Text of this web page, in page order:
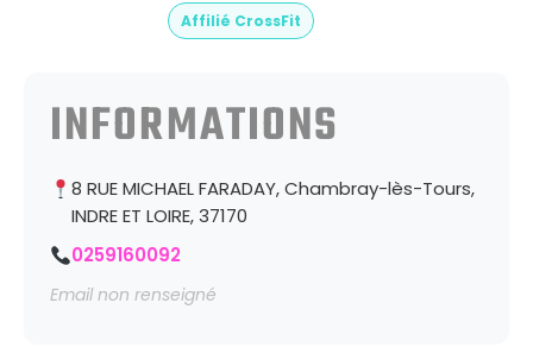
Affilié CrossFit
INFORMATIONS
8 RUE MICHAEL FARADAY, Chambray-lès-Tours,
INDRE ET LOIRE, 37170
0259160092
Email non renseigné